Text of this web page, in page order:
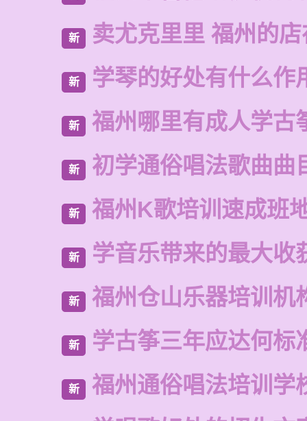
新 卖尤克里里 福州的
新 学琴的好处有什么作
新 福州哪里有成人学古
新 初学通俗唱法歌曲曲
新 福州K歌培训速成班
新 学音乐带来的最大收
新 福州仓山乐器培训机
新 学古筝三年应达何标
新
福州通俗唱法培训学